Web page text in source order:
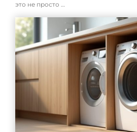
это не просто …